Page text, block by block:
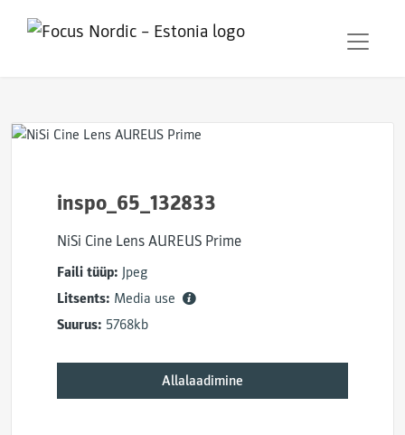
inspo_65_132833
NiSi Cine Lens AUREUS Prime
Faili tüüp: Jpeg
Litsents: Media use
Suurus: 5768kb
Allalaadimine